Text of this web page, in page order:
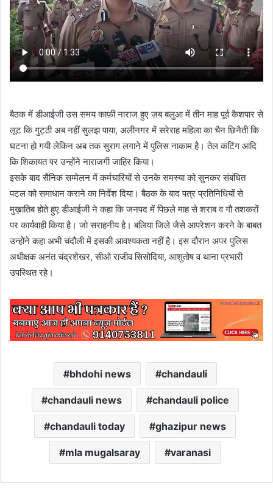
बैठक में डीआईजी उस समय काफ़ी नाराज हुए ज़ब बलुआ में तीन माह पूर्व कैशपार से
लूट कि गुट्ठी अब नहीं सुलझ पाया, अलीनगर में सरेराह महिला का चैन छिनैती कि
घटना हो गयी लेकिन अब तक सुराग लगाने में पुलिस नाकाम है। तेल कटिंग आदि
कि शिकायत पर उन्होंने नाराजगी जाहिर किया।
इसके बाद सैनिक सम्मेलन में कर्मचारियों से उनके समस्या को सुनकर संबंधित
पटल को समाधान कराने का निर्देश दिया। बैठक के बाद पत्र प्रतिनिधियों से
मुख़ातिब होते हुए डीआईजी ने कहा कि जनपद में पिछले माह से शराब व गौ तशकरों
पर कार्यवाही किया है। जो सराहनीय है। बलिया जिले जैसे आपरेशन करने के बाबत
उन्होंने कहा अभी चंदौली में इसकी आवश्यकता नहीं है। इस दौरान अपर पुलिस
अधीक्षक अनंत चंद्रशेखर, सीओ राजीव सिसोदिया, आशुतोष व थाना प्रभारी
उपस्थित रहे।
bhdohi news chandauli
chandauli news chandauli police
chandauli today ghazipur news
mla mugalsaray varanasi